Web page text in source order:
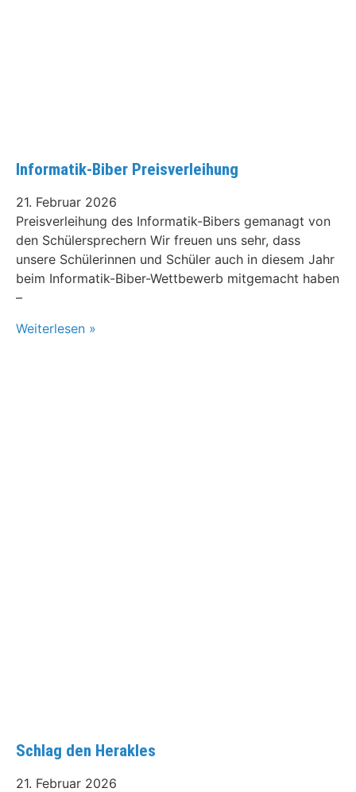
Informatik-Biber Preisverleihung
21. Februar 2026
Preisverleihung des Informatik-Bibers gemanagt von
den Schülersprechern Wir freuen uns sehr, dass
unsere Schülerinnen und Schüler auch in diesem Jahr
beim Informatik-Biber-Wettbewerb mitgemacht haben
–
Weiterlesen »
Schlag den Herakles
21. Februar 2026